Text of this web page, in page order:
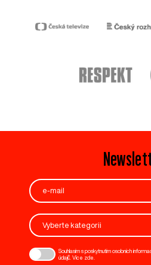
Vyberte kategorii
Souhlasím s poskytnutím osobních
údajů. Více zde